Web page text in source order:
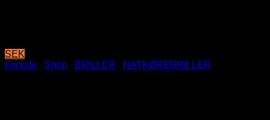
SEK
Forside
Shop BRILLER NATKØREBRILLER